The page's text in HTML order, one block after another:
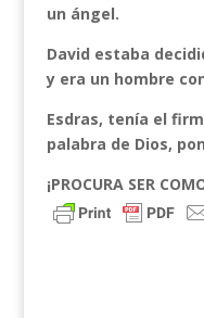
un ángel.
David estaba
y era un hombre
Esdras, tenía el
palabra de Dios,
¡PROCURA SER